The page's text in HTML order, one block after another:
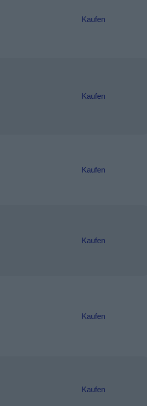
Kaufen
Kaufen
Kaufen
Kaufen
Kaufen
Kaufen